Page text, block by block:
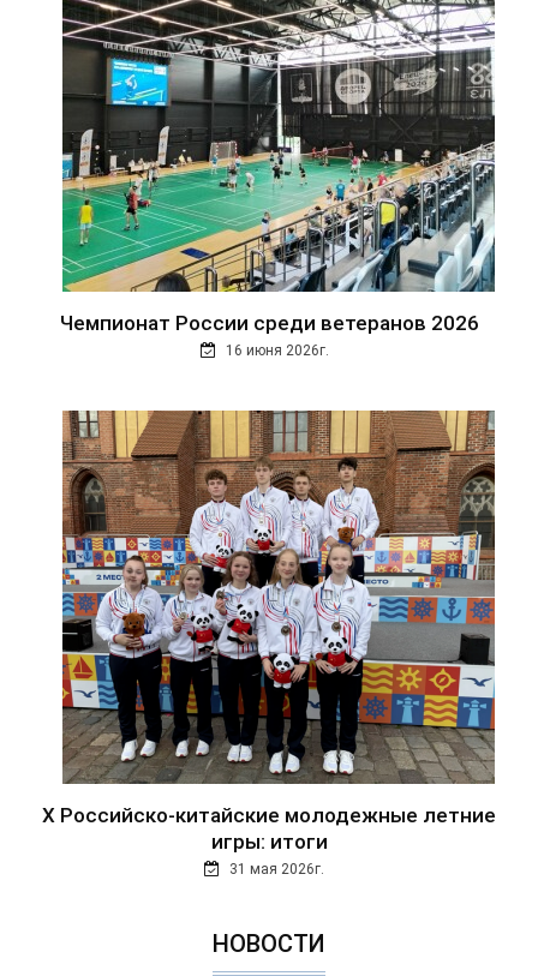
Чемпионат России среди ветеранов 2026
16 июня 2026г.
Х Российско-китайские молодежные летние
игры: итоги
31 мая 2026г.
НОВОСТИ